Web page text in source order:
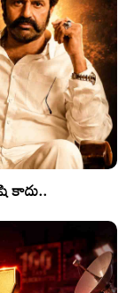
కాదు..